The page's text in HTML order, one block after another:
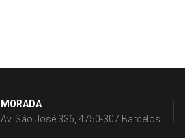
MORADA
Av. São José 336, 4750-307 Barcelos